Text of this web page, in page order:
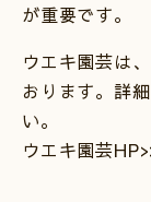
が重要です。
ウエキ園芸は
おります。詳
い。
ウエキ園芸